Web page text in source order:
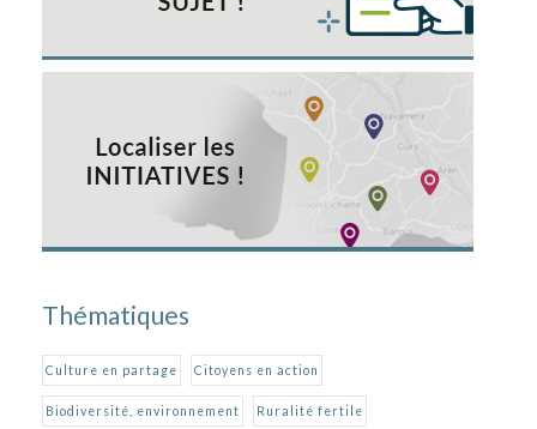
Thématiques
Culture en partage Citoyens en action
Biodiversité, environnement Ruralité fertile